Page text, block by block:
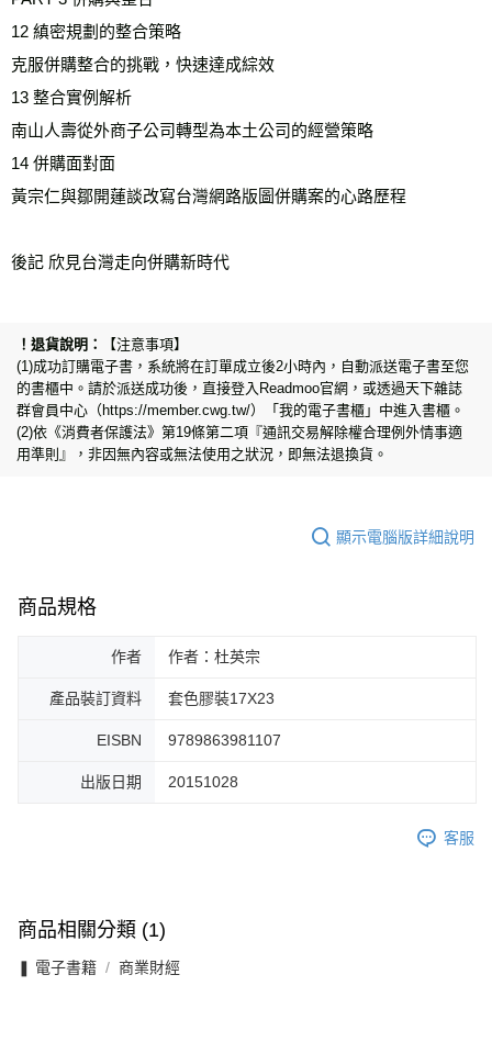
12 縝密規劃的整合策略
克服併購整合的挑戰，快速達成綜效
13 整合實例解析
南山人壽從外商子公司轉型為本土公司的經營策略
14 併購面對面
黃宗仁與鄒開蓮談改寫台灣網路版圖併購案的心路歷程
後記 欣見台灣走向併購新時代
【注意事項】
(1)成功訂購電子書，系統將在訂單成立後2小時內，自動派送電子書至您
的書櫃中。請於派送成功後，直接登入Readmoo官網，或透過天下雜誌
群會員中心（https://member.cwg.tw/）「我的電子書櫃」中進入書櫃。
(2)依《消費者保護法》第19條第二項『通訊交易解除權合理例外情事適
用準則』，非因無內容或無法使用之狀況，即無法退換貨。
顯示電腦版詳細說明
商品規格
作者 作者：杜英宗
產品裝訂資料 套色膠裝17X23
EISBN 9789863981107
出版日期 20151028
客服
商品相關分類 (1)
❚ 電子書籍 商業財經